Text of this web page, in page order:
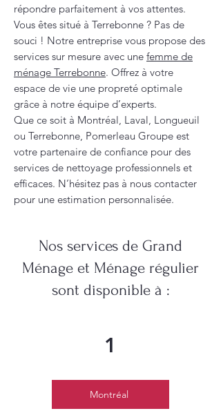
répondre parfaitement à vos attentes.
Vous êtes situé à Terrebonne ? Pas de
souci ! Notre entreprise vous propose des
services sur mesure avec une femme de
ménage Terrebonne. Offrez à votre
espace de vie une propreté optimale
grâce à notre équipe d’experts.
Que ce soit à Montréal, Laval, Longueuil
ou Terrebonne, Pomerleau Groupe est
votre partenaire de confiance pour des
services de nettoyage professionnels et
efficaces. N’hésitez pas à nous contacter
pour une estimation personnalisée.
Nos services de Grand
Ménage et Ménage régulier
sont disponible à :
1
Montréal